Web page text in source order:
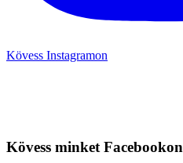
Kövess Instagramon
Kövess minket Facebookon